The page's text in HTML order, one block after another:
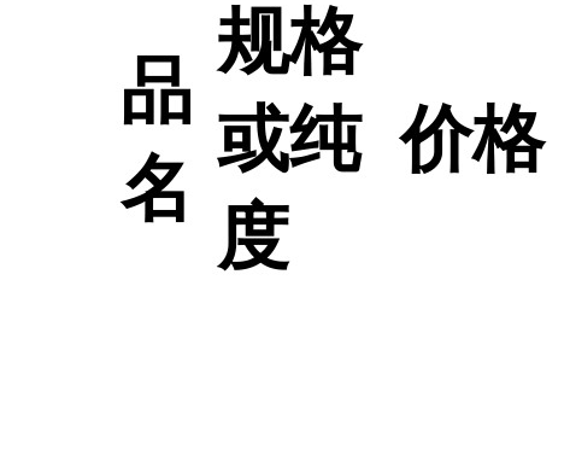
品
名
规格
或纯
度
价格